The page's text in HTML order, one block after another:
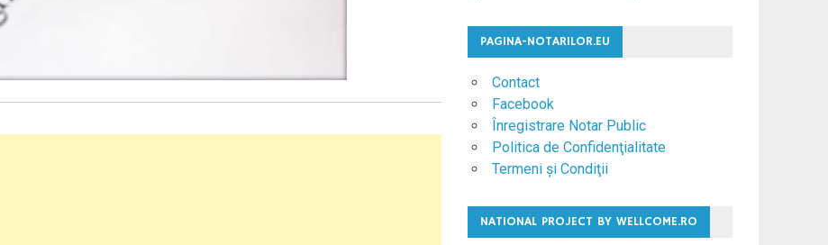
PAGINA-NOTARILOR.EU
Contact
Facebook
Înregistrare Notar Public
Politica de Confidenţialitate
Termeni şi Condiţii
NATIONAL PROJECT BY WELLCOME.RO